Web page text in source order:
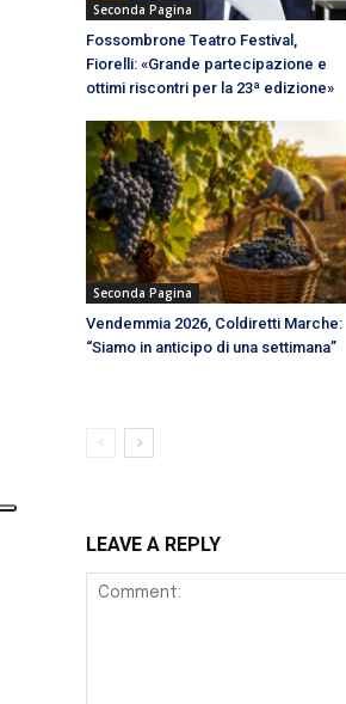
Seconda Pagina
Fossombrone Teatro Festival,
Fiorelli: «Grande partecipazione e
ottimi riscontri per la 23ª edizione»
Seconda Pagina
Vendemmia 2026, Coldiretti Marche:
“Siamo in anticipo di una settimana”
LEAVE A REPLY